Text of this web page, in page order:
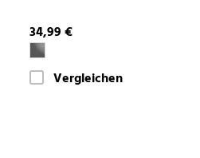
34,99 €
Vergleichen